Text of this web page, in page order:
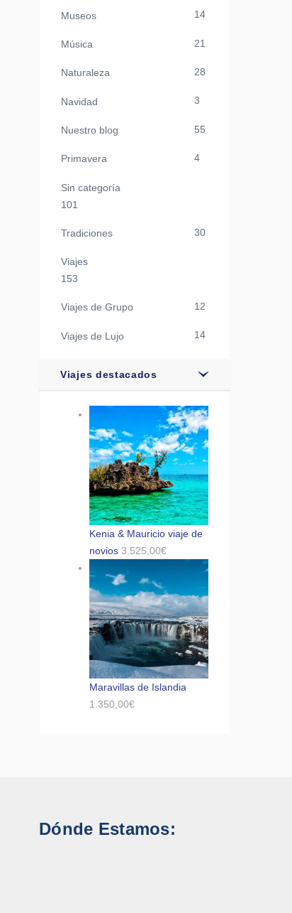
Museos 14
Música 21
Naturaleza 28
Navidad 3
Nuestro blog 55
Primavera 4
Sin categoría
101
Tradiciones 30
Viajes
153
Viajes de Grupo 12
Viajes de Lujo 14
Viajes destacados
Kenia & Mauricio viaje de
novios 3.525,00€
Maravillas de Islandia
1.350,00€
Dónde Estamos: